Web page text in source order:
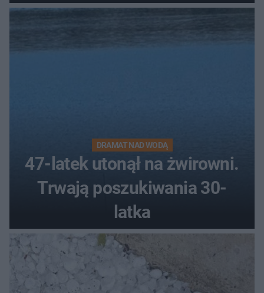
DRAMAT NAD WODĄ
47-latek utonął na żwirowni.
Trwają poszukiwania 30-
latka